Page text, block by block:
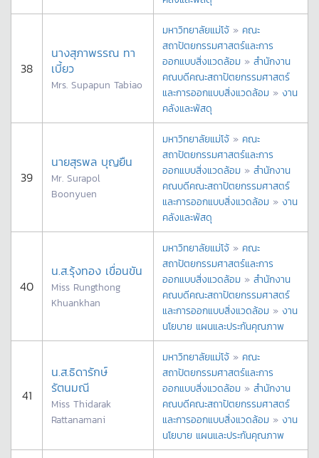
38
นางสุภาพรรณ ทา
เบี้ยว
Mrs. Supapun Tabiao
มหาวิทยาลัยแม่โจ้ » คณะ
สถาปัตยกรรมศาสตร์และการ
ออกแบบสิ่งแวดล้อม » สำนักงาน
คณบดีคณะสถาปัตยกรรมศาสตร์
และการออกแบบสิ่งแวดล้อม » งาน
คลังและพัสดุ
39
นายสุรพล บุญยืน
Mr. Surapol
Boonyuen
มหาวิทยาลัยแม่โจ้ » คณะ
สถาปัตยกรรมศาสตร์และการ
ออกแบบสิ่งแวดล้อม » สำนักงาน
คณบดีคณะสถาปัตยกรรมศาสตร์
และการออกแบบสิ่งแวดล้อม » งาน
คลังและพัสดุ
40
น.ส.รุ้งทอง เขื่อนขัน
Miss Rungthong
Khuankhan
มหาวิทยาลัยแม่โจ้ » คณะ
สถาปัตยกรรมศาสตร์และการ
ออกแบบสิ่งแวดล้อม » สำนักงาน
คณบดีคณะสถาปัตยกรรมศาสตร์
และการออกแบบสิ่งแวดล้อม » งาน
นโยบาย แผนและประกันคุณภาพ
41
น.ส.ธิดารักษ์
รัตนมณี
Miss Thidarak
Rattanamani
มหาวิทยาลัยแม่โจ้ » คณะ
สถาปัตยกรรมศาสตร์และการ
ออกแบบสิ่งแวดล้อม » สำนักงาน
คณบดีคณะสถาปัตยกรรมศาสตร์
และการออกแบบสิ่งแวดล้อม » งาน
นโยบาย แผนและประกันคุณภาพ